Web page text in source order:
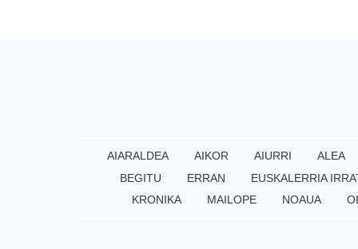
AIARALDEA AIKOR AIURRI ALEA
BEGITU
ERRAN EUSKALERRIA
KRONIKA
MAILOPE NOAUA